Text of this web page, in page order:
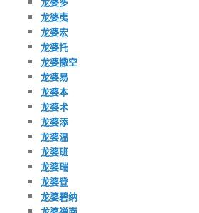
龙婆夷
龙婆宏
龙婆托
龙婆撒空
龙婆易
龙婆本
龙婆术
龙婆添
龙婆温
龙婆班
龙婆瑞
龙婆登
龙婆碧纳